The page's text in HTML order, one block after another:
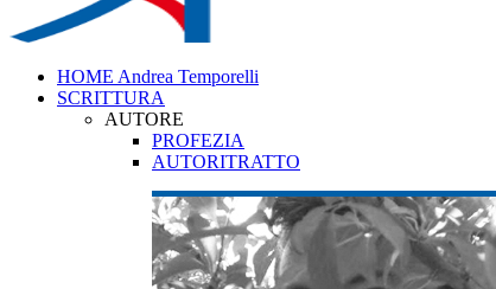
HOME Andrea Temporelli
SCRITTURA
AUTORE
PROFEZIA
AUTORITRATTO